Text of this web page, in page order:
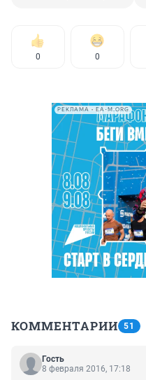
0 0
РЕКЛАМА • EA-M.ORG
КОММЕНТАРИИ 51
Гость
8 февраля 2016, 17:18